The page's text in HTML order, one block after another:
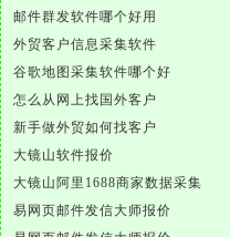
邮件群发软件哪个好用
外贸客户信息采集软件
谷歌地图采集软件哪个好
怎么从网上找国外客户
新手做外贸如何找客户
大镜山软件报价
大镜山阿里1688商家数据采集
易网页邮件发信大师报价